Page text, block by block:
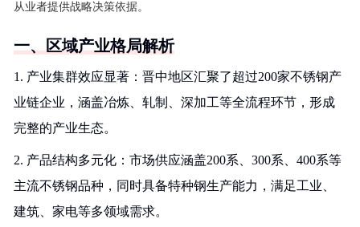
从业者提供战略决策依据。
一、区域产业格局解析
1. 产业集群效应显著：晋中地区汇聚了超过200家不锈钢产
业链企业，涵盖冶炼、轧制、深加工等全流程环节，形成
完整的产业生态。
2. 产品结构多元化：市场供应涵盖200系、300系、400系等
主流不锈钢品种，同时具备特种钢生产能力，满足工业、
建筑、家电等多领域需求。